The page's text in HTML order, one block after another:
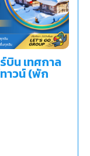
บิน เทศกาล
าวน์ (พัก